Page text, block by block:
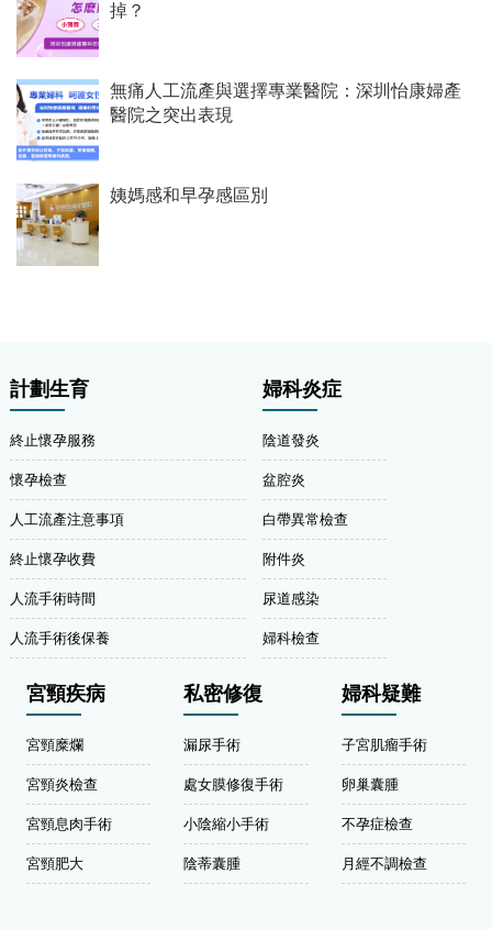
掉？
無痛人工流產與選擇專業醫院：深圳怡康婦產
醫院之突出表現
姨媽感和早孕感區別
計劃生育
終止懷孕服務
懷孕檢查
人工流產注意事項
終止懷孕收費
人流手術時間
人流手術後保養
婦科炎症
陰道發炎
盆腔炎
白帶異常檢查
附件炎
尿道感染
婦科檢查
宮頸疾病
宮頸糜爛
宮頸炎檢查
宮頸息肉手術
宮頸肥大
私密修復
漏尿手術
處女膜修復手術
小陰縮小手術
陰蒂囊腫
婦科疑難
子宮肌瘤手術
卵巢囊腫
不孕症檢查
月經不調檢查